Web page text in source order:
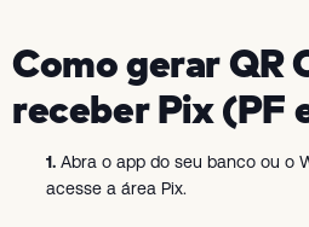
Como gerar QR
receber Pix (PF
1. Abra o app do seu banco ou o
acesse a área Pix.